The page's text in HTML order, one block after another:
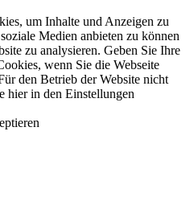
um Inhalte und Anzeigen zu
Medien anbieten zu können
zu analysieren. Geben Sie Ihre
wenn Sie die Webseite
den Betrieb der Website nicht
hier in den Einstellungen